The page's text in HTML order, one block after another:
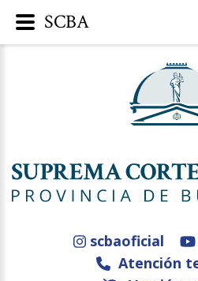
scbaoficial
Atención
SCBA